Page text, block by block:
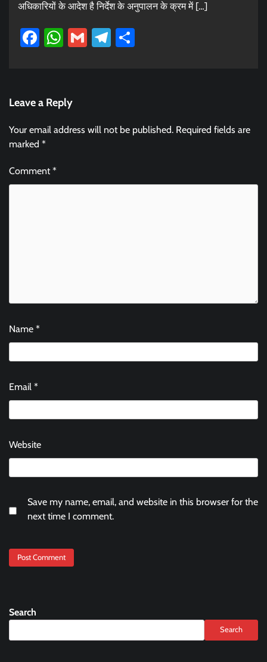
अधिकारियों के आदेश है निर्देश के अनुपालन के क्रम में […]
Facebook
WhatsApp
GmailTelegram
Leave a Reply
Your email address will not be published. Required fields are
marked *
Comment*
Name *
Email *
Website
Save my name, email, and website in this browser for the
next time I comment.
Search
Search